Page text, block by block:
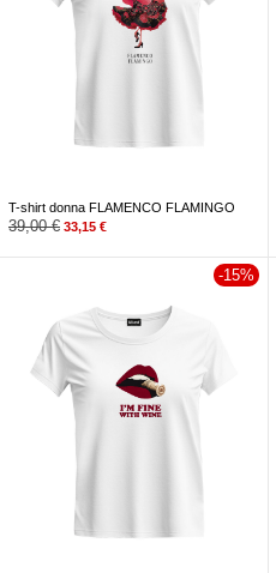
T-shirt donna FLAMENCO FLAMINGO
39,00€ 33,15 €
-15%